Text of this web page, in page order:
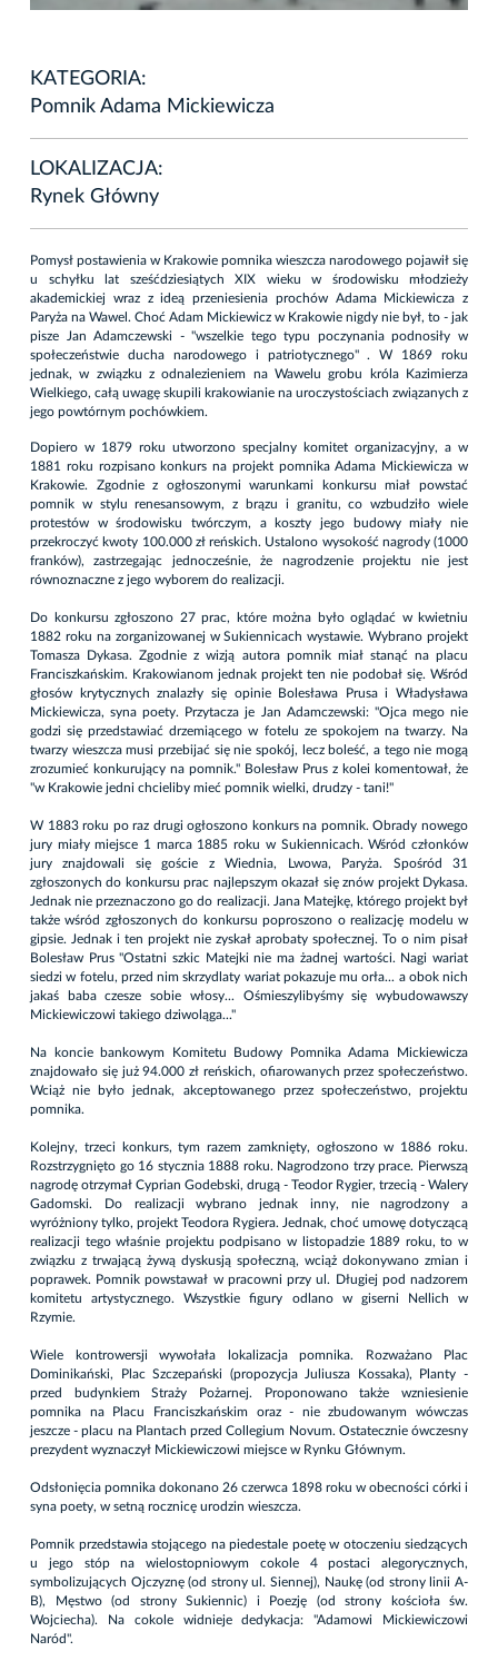
KATEGORIA:
Pomnik Adama Mickiewicza
LOKALIZACJA:
Rynek Główny
Pomysł postawienia w Krakowie pomnika wieszcza narodowego pojawił się
u schyłku lat sześćdziesiątych XIX wieku w środowisku młodzieży
akademickiej wraz z ideą przeniesienia prochów Adama Mickiewicza z
Paryża na Wawel. Choć Adam Mickiewicz w Krakowie nigdy nie był, to - jak
pisze Jan Adamczewski - "wszelkie tego typu poczynania podnosiły w
społeczeństwie ducha narodowego i patriotycznego" . W 1869 roku
jednak, w związku z odnalezieniem na Wawelu grobu króla Kazimierza
Wielkiego, całą uwagę skupili krakowianie na uroczystościach związanych z
jego powtórnym pochówkiem.
Dopiero w 1879 roku utworzono specjalny komitet organizacyjny, a w
1881 roku rozpisano konkurs na projekt pomnika Adama Mickiewicza w
Krakowie. Zgodnie z ogłoszonymi warunkami konkursu miał powstać
pomnik w stylu renesansowym, z brązu i granitu, co wzbudziło wiele
protestów w środowisku twórczym, a koszty jego budowy miały nie
przekroczyć kwoty 100.000 zł reńskich. Ustalono wysokość nagrody (1000
franków), zastrzegając jednocześnie, że nagrodzenie projektu nie jest
równoznaczne z jego wyborem do realizacji.
Do konkursu zgłoszono 27 prac, które można było oglądać w kwietniu
1882 roku na zorganizowanej w Sukiennicach wystawie. Wybrano projekt
Tomasza Dykasa. Zgodnie z wizją autora pomnik miał stanąć na placu
Franciszkańskim. Krakowianom jednak projekt ten nie podobał się. Wśród
głosów krytycznych znalazły się opinie Bolesława Prusa i Władysława
Mickiewicza, syna poety. Przytacza je Jan Adamczewski: "Ojca mego nie
godzi się przedstawiać drzemiącego w fotelu ze spokojem na twarzy. Na
twarzy wieszcza musi przebijać się nie spokój, lecz boleść, a tego nie mogą
zrozumieć konkurujący na pomnik." Bolesław Prus z kolei komentował, że
"w Krakowie jedni chcieliby mieć pomnik wielki, drudzy - tani!"
W 1883 roku po raz drugi ogłoszono konkurs na pomnik. Obrady nowego
jury miały miejsce 1 marca 1885 roku w Sukiennicach. Wśród członków
jury znajdowali się goście z Wiednia, Lwowa, Paryża. Spośród 31
zgłoszonych do konkursu prac najlepszym okazał się znów projekt Dykasa.
Jednak nie przeznaczono go do realizacji. Jana Matejkę, którego projekt był
także wśród zgłoszonych do konkursu poproszono o realizację modelu w
gipsie. Jednak i ten projekt nie zyskał aprobaty społecznej. To o nim pisał
Bolesław Prus "Ostatni szkic Matejki nie ma żadnej wartości. Nagi wariat
siedzi w fotelu, przed nim skrzydlaty wariat pokazuje mu orła... a obok nich
jakaś baba czesze sobie włosy... Ośmieszylibyśmy się wybudowawszy
Mickiewiczowi takiego dziwoląga..."
Na koncie bankowym Komitetu Budowy Pomnika Adama Mickiewicza
znajdowało się już 94.000 zł reńskich, ofiarowanych przez społeczeństwo.
Wciąż nie było jednak, akceptowanego przez społeczeństwo, projektu
pomnika.
Kolejny, trzeci konkurs, tym razem zamknięty, ogłoszono w 1886 roku.
Rozstrzygnięto go 16 stycznia 1888 roku. Nagrodzono trzy prace. Pierwszą
nagrodę otrzymał Cyprian Godebski, drugą - Teodor Rygier, trzecią - Walery
Gadomski. Do realizacji wybrano jednak inny, nie nagrodzony a
wyróżniony tylko, projekt Teodora Rygiera. Jednak, choć umowę dotyczącą
realizacji tego właśnie projektu podpisano w listopadzie 1889 roku, to w
związku z trwającą żywą dyskusją społeczną, wciąż dokonywano zmian i
poprawek. Pomnik powstawał w pracowni przy ul. Długiej pod nadzorem
komitetu artystycznego. Wszystkie figury odlano w giserni Nellich w
Rzymie.
Wiele kontrowersji wywołała lokalizacja pomnika. Rozważano Plac
Dominikański, Plac Szczepański (propozycja Juliusza Kossaka), Planty -
przed budynkiem Straży Pożarnej. Proponowano także wzniesienie
pomnika na Placu Franciszkańskim oraz - nie zbudowanym wówczas
jeszcze - placu na Plantach przed Collegium Novum. Ostatecznie ówczesny
prezydent wyznaczył Mickiewiczowi miejsce w Rynku Głównym.
Odsłonięcia pomnika dokonano 26 czerwca 1898 roku w obecności córki i
syna poety, w setną rocznicę urodzin wieszcza.
Pomnik przedstawia stojącego na piedestale poetę w otoczeniu siedzących
u jego stóp na wielostopniowym cokole 4 postaci alegorycznych,
symbolizujących Ojczyznę (od strony ul. Siennej), Naukę (od strony linii A-
B), Męstwo (od strony Sukiennic) i Poezję (od strony kościoła św.
Wojciecha). Na cokole widnieje dedykacja: "Adamowi Mickiewiczowi
Naród".